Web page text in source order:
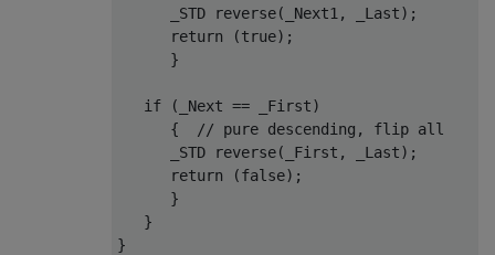
_STD
reverse(_Next1, _Last) ;
return (true);
      }
if (_Next == _First)
      {
// pure descending, flip all
_STD
reverse(_First, _Last) ;
return (false);
      }
   }
}